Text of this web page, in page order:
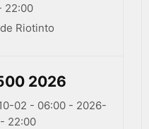
22:00
Riotinto
2026
02 - 06:00 - 2026-
22:00